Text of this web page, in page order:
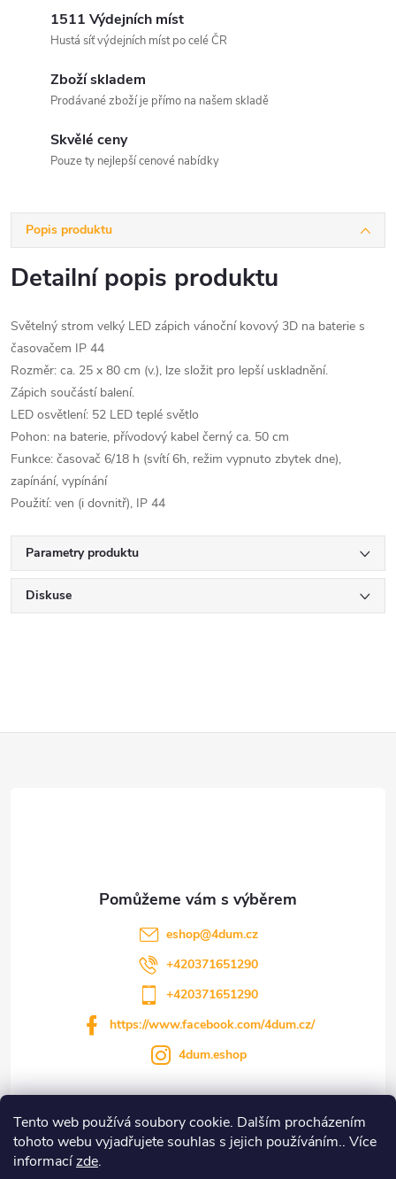
Tento web používá soubory cookie. Dalším procházením
tohoto webu vyjadřujete souhlas s jejich používáním.. Více
informacízde.
1511 Výdejních míst
Hustá síť výdejních míst po celé ČR
Zboží skladem
Prodávané zboží je přímo na našem skladě
Skvělé ceny
Pouze ty nejlepší cenové nabídky
Popis produktu
Detailní popis produktu
Světelný strom velký LED zápich vánoční kovový 3D na baterie s
časovačem IP 44
Rozměr: ca. 25 x 80 cm (v.), lze složit pro lepší uskladnění.
Zápich součástí balení.
LED osvětlení: 52 LED teplé světlo
Pohon: na baterie, přívodový kabel černý ca. 50 cm
Funkce: časovač 6/18 h (svítí 6h, režim vypnuto zbytek dne),
zapínání, vypínání
Použití: ven (i dovnitř), IP 44
Parametry produktu
Diskuse
eshop@4dum.cz
+420371651290
+420371651290
https://www.facebook.com/4dum.cz/
4dum.eshop
Informace pro vás